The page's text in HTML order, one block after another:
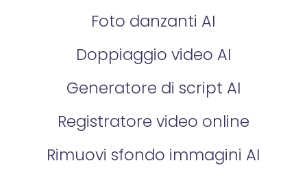
Foto danzanti AI
Doppiaggio video AI
Generatore di script AI
Registratore video online
Rimuovi sfondo immagini AI